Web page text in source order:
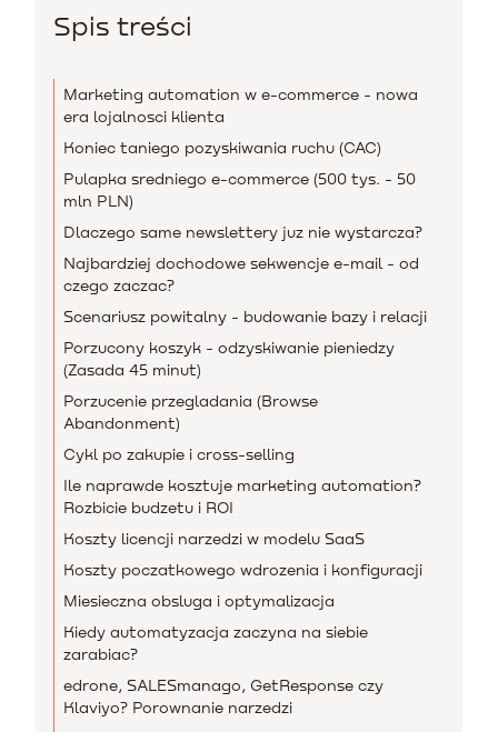
Spis treści
Marketing automation w e-commerce - nowa
era lojalnosci klienta
Koniec taniego pozyskiwania ruchu (CAC)
Pulapka sredniego e-commerce (500 tys. - 50
mln PLN)
Dlaczego same newslettery juz nie wystarcza?
Najbardziej dochodowe sekwencje e-mail - od
czego zaczac?
Scenariusz powitalny - budowanie bazy i relacji
Porzucony koszyk - odzyskiwanie pieniedzy
(Zasada 45 minut)
Porzucenie przegladania (Browse
Abandonment)
Cykl po zakupie i cross-selling
Ile naprawde kosztuje marketing automation?
Rozbicie budzetu i ROI
Koszty licencji narzedzi w modelu SaaS
Koszty poczatkowego wdrozenia i konfiguracji
Miesieczna obsluga i optymalizacja
Kiedy automatyzacja zaczyna na siebie
zarabiac?
edrone, SALESmanago, GetResponse czy
Klaviyo? Porownanie narzedzi